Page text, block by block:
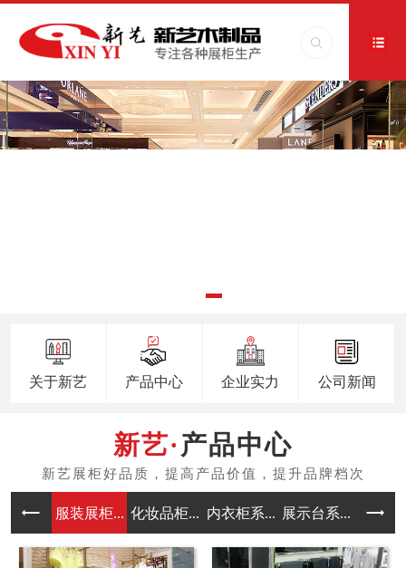
关于新艺 产品中心 企业实力 公司新闻
产品中心
服装展柜... 化妆品柜... 内衣柜系... 展示台系... 中岛